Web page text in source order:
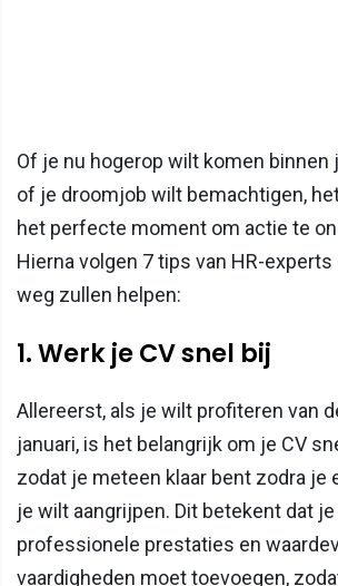
Of je nu hogerop wilt komen binnen
of je droomjob wilt bemachtigen,
het perfecte moment om actie te
Hierna volgen 7 tips van HR-
weg zullen helpen:
1. Werk je CV snel bij
Allereerst, als je wilt profiteren van
januari, is het belangrijk om je CV
zodat je meteen klaar bent zodra je
je wilt aangrijpen. Dit betekent dat
professionele prestaties en
vaardigheden moet toevoegen,